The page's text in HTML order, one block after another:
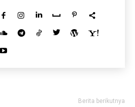
Berita berikutnya